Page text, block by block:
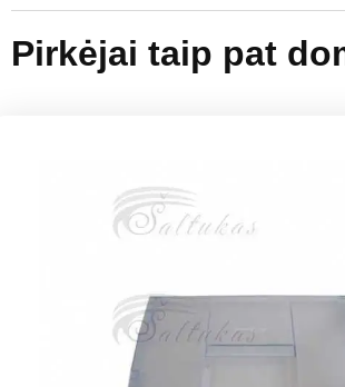
Pirkėjai taip pat